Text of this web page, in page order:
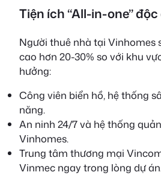
Tiện ích “All-in-one”
Người thuê nhà tại Vinhomes
cao hơn 20-30% so với khu
hưởng:
Công viên biển hồ, hệ thống
năng.
An ninh 24/7 và hệ thống
Vinhomes.
Trung tâm thương mại
Vinmec ngay trong lòng dự